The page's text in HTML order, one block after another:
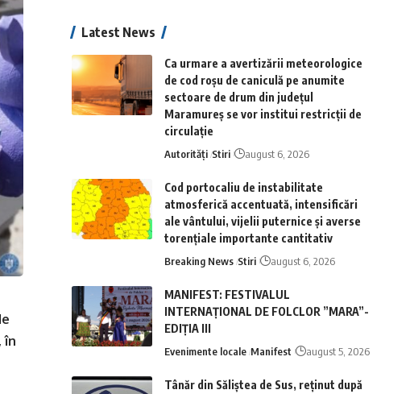
în
Latest News
Ca urmare a avertizării meteorologice
de cod roșu de caniculă pe anumite
sectoare de drum din județul
Maramureș se vor institui restricții de
circulație
Autorități Stiri august 6, 2026
Cod portocaliu de instabilitate
atmosferică accentuată, intensificări
ale vântului, vijelii puternice și averse
torențiale importante cantitativ
Breaking News Stiri august 6, 2026
MANIFEST: FESTIVALUL
INTERNAȚIONAL DE FOLCLOR ”MARA”-
EDIȚIA III
Evenimente locale Manifest august 5, 2026
Tânăr din Săliștea de Sus, reținut după